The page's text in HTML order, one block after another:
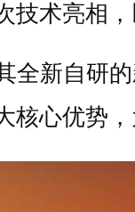
术亮相
全新自研
心优势